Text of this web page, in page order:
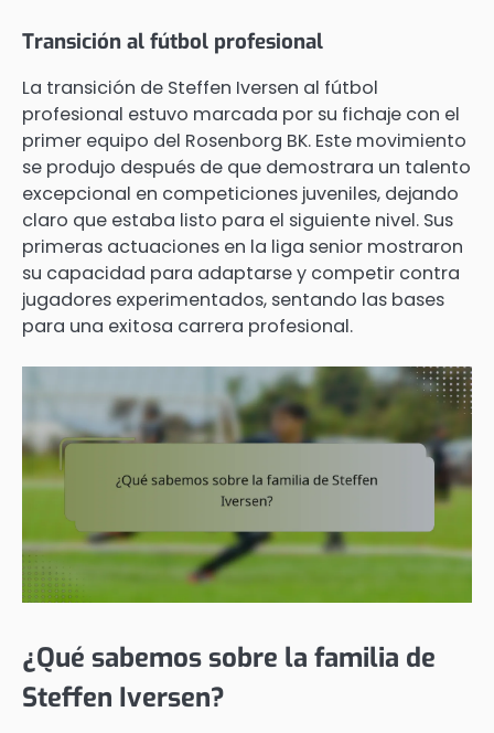
Transición al fútbol profesional
La transición de Steffen Iversen al fútbol
profesional estuvo marcada por su fichaje con el
primer equipo del Rosenborg BK. Este movimiento
se produjo después de que demostrara un talento
excepcional en competiciones juveniles, dejando
claro que estaba listo para el siguiente nivel. Sus
primeras actuaciones en la liga senior mostraron
su capacidad para adaptarse y competir contra
jugadores experimentados, sentando las bases
para una exitosa carrera profesional.
¿Qué sabemos sobre la familia de
Steffen Iversen?